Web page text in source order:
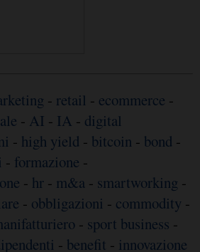
- retail - ecommerce -
- AI - IA - digital
- high yield - bitcoin - bond -
- formazione -
- hr - m&a - smartworking -
- obbligazioni - commodity -
- sport business -
- benefit - innovazione